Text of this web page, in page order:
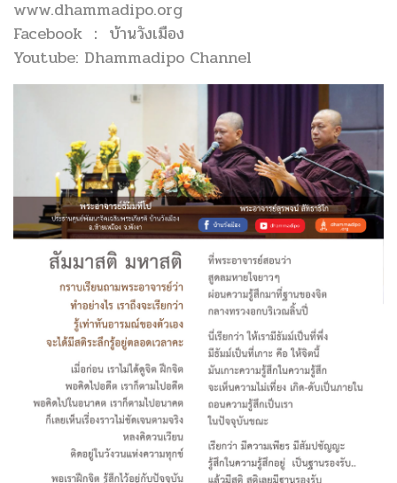
www.dhammadipo.org
Facebook ： บ้านวังเมือง
Youtube: Dhammadipo Channel